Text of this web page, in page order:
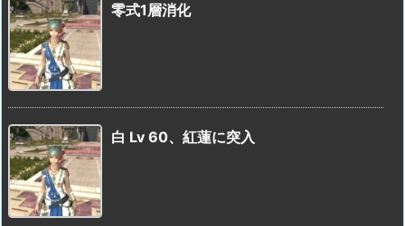
零式1層消化
白 Lv 60、紅蓮に突入